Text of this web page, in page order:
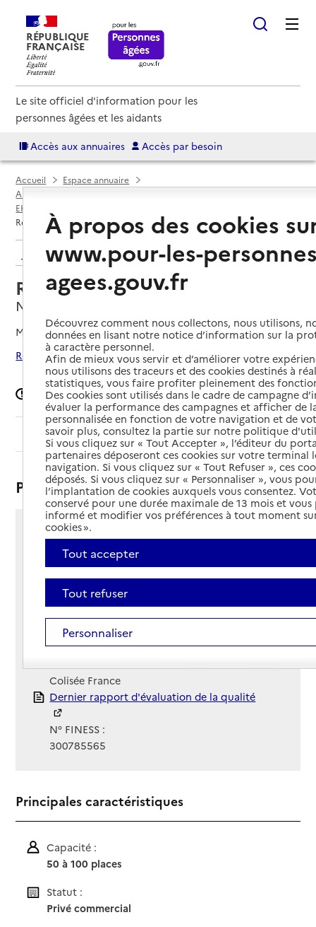
RÉPUBLIQUE
FRANÇAISE
Le site officiel d'information pour les
personnes âgées et les aidants
Accès aux annuaires Accès par besoin
Accueil
Espace annuaire
Annuaire EHPAD et maisons de retraite
EHPAD par département
Résidence Les Soléiades
Retour aux résultats de l'annuaire
Résidence Les Soléiades
Nîmes, GARD
Mis à jour le02/02/2026
Rechercher les établissements autour de Nîmes
Signaler une erreur
Sommaire
Présentation
25 rue Thales
- CS 42019
30000 - Nîmes
Voir itinéraire
Téléphone :
04 66 64 83 51
Contact
Contact
Site Internet
Site internet
Colisée France
Rapport HAS
Dernier rapport d'évaluation de la qualité
N° FINESS :
300785565
Principales caractéristiques
Capacité :
50 à 100 places
Statut :
Privé commercial
À propos des cookies
www.pour-les-
agees.gouv.fr
Découvrez comment nous collectons, nous utilisons,
données en lisant notre notice d’information sur la
à caractère personnel.
Afin de mieux vous servir et d’améliorer votre
nous utilisons des traceurs et des cookies destinés à
statistiques, vous faire profiter pleinement des
Des cookies sont utilisés dans le cadre de campagne
évaluer la performance des campagnes et afficher de
personnalisée en fonction de votre navigation et de
savoir plus, consultez la partie sur notre politique
Si vous cliquez sur « Tout Accepter », l’éditeur du
partenaires déposeront ces cookies sur votre terminal
navigation. Si vous cliquez sur « Tout Refuser », ces
déposés. Si vous cliquez sur « Personnaliser », vous
l’implantation de cookies auxquels vous consentez.
conservé pour une durée maximale de 13 mois et
informé et modifier vos préférences à tout moment
cookies ».
Tout accepter
Tout refuser
Personnaliser